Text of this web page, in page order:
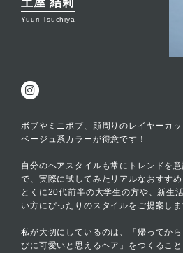
Yuuri Tsuchiya
ボブやミニボブ、顔周りのレイヤーカ
ベージュ系カラーが得意です！
自分のヘアスタイルも常にトレンドを
で、実際に試してみたリアルなおすすめ
とくに20代前半の大学生の方や、新生
い方にぴったりのスタイルをご提案しま
私が大切にしているのは、「帰ってか
びに可愛いと思えるヘア」をつくること